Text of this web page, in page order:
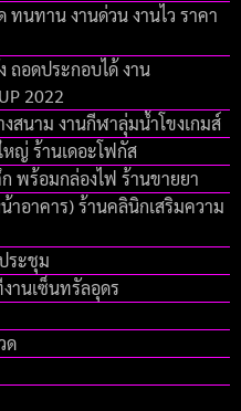
ทนทาน งานด่วน งานไว ราคา
ถอดประกอบได้ งาน
2022
สนาม งานกีฬาลุ่มน้ำโขงเกมส์
หญ่ ร้านเดอะโฟกัส
พร้อมกล่องไฟ ร้านขายยา
าอาคาร) ร้านคลินิกเสริมความ
ระชุม
านเซ็นทรัลอุดร
ด